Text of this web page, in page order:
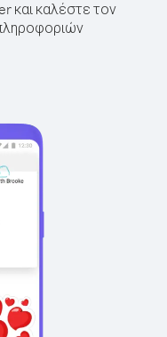
και καλέστε τον